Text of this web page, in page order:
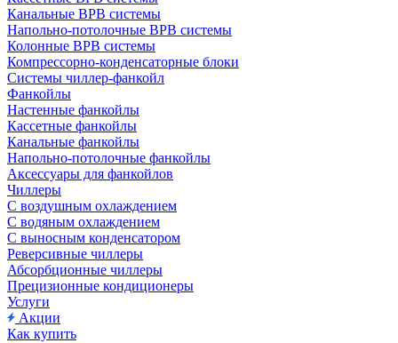
Канальные ВРВ системы
Напольно-потолочные ВРВ системы
Колонные ВРВ системы
Компрессорно-конденсаторные блоки
Системы чиллер-фанкойл
Фанкойлы
Настенные фанкойлы
Кассетные фанкойлы
Канальные фанкойлы
Напольно-потолочные фанкойлы
Аксессуары для фанкойлов
Чиллеры
С воздушным охлаждением
С водяным охлаждением
С выносным конденсатором
Реверсивные чиллеры
Абсорбционные чиллеры
Прецизионные кондиционеры
Услуги
Акции
Как купить